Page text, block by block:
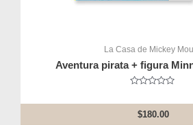
La Casa de Mickey
Aventura pirata + figura
out
of$180.00